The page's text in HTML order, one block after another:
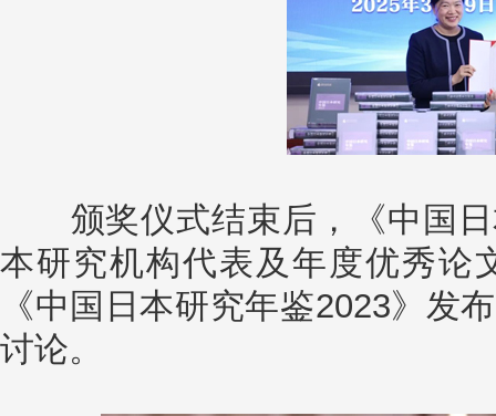
颁奖仪式结束后，《中国日
本研究机构代表及年度优秀论
《中国日本研究年鉴2023》发
讨论。